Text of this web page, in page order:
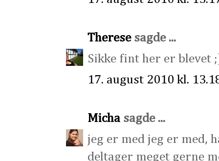
Theresesagde ...
Sikke fint her er blevet
17. august 2010 kl.
Micha sagde ...
jeg er med jeg er med,
deltager meget gerne